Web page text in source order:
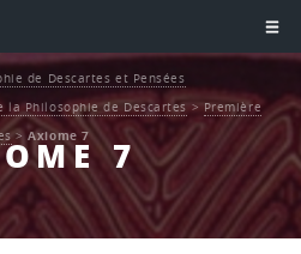
7
de Descartes et Pensées
la Philosophie de Descartes > Première
>Axiome 7